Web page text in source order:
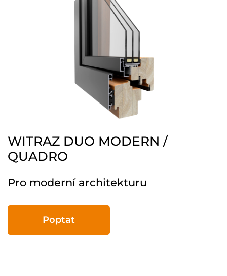
WITRAZ DUO MODERN /
QUADRO
Pro moderní architekturu
Poptat